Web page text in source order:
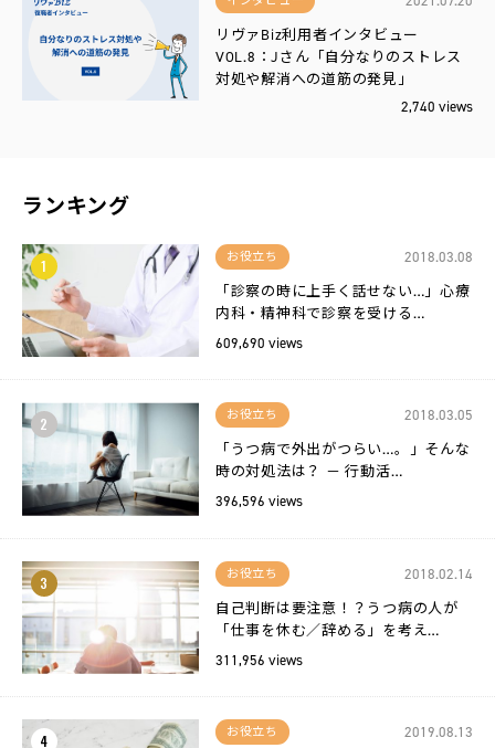
リヴァBiz利用者インタビュー
VOL.8：Jさん「自分なりのストレス
対処や解消への道筋の発見」
2,740 views
ランキング
1 お役立ち
2018.03.08
「診察の時に上手く話せない…」心療
内科・精神科で診察を受ける…
609,690 views
2 お役立ち
2018.03.05
「うつ病で外出がつらい…。」そんな
時の対処法は？ － 行動活…
396,596 views
3 お役立ち
2018.02.14
自己判断は要注意！？うつ病の人が
「仕事を休む／辞める」を考え…
311,956 views
4 お役立ち 2019.08.13